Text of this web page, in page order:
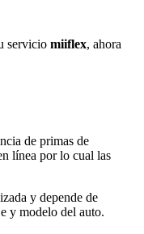
servicio miiflex, ahora
de primas de
línea por lo cual las
y depende de
y modelo del auto.